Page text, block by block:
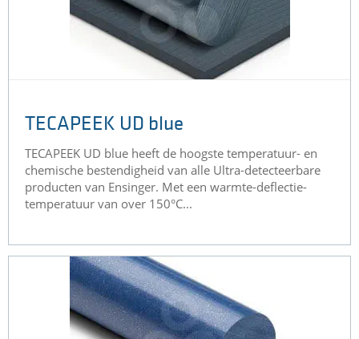
TECAPEEK UD blue
TECAPEEK UD blue heeft de hoogste temperatuur- en
chemische bestendigheid van alle Ultra-detecteerbare
producten van Ensinger. Met een warmte-deflectie-
temperatuur van over 150°C...